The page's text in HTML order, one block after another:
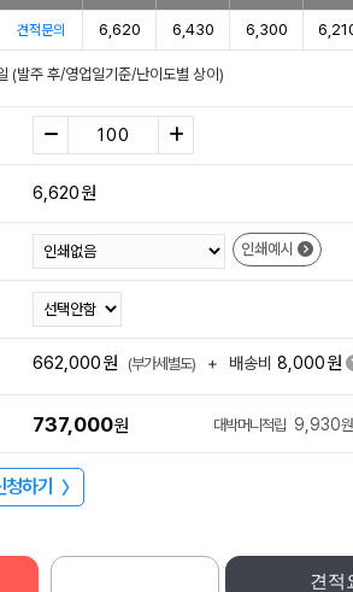
견적문의 6,620 6,430 6,300
(발주 후/영업일기준/난이도별 상이)
6,620원
인쇄예시
662,000원 (부가세별도) + 배송비 8,000원
737,000원 대박머니적립 9,930원
하기 〉
견적